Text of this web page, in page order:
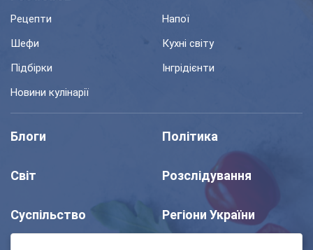
Рецепти
Напої
Шефи
Кухні світу
Підбірки
Інгрідієнти
Новини кулінарії
Блоги Політика
Світ Розслідування
Суспільство Регіони України